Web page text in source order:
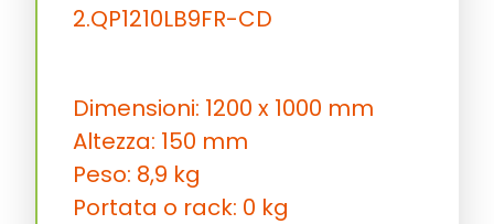
2.QP1210LB9FR-CD
Dimensioni: 1200 x 1000 mm
Altezza: 150 mm
Peso: 8,9 kg
Portata o rack: 0 kg